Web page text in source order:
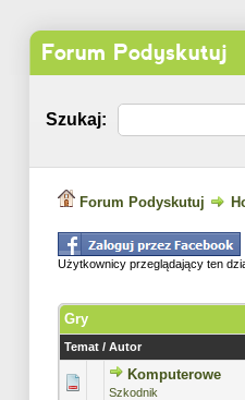
Forum Podyskutuj
Szukaj:
Forum Podyskutuj
Użytkownicy przeglądający ten
Gry
Temat / Autor
Komputerowe
Szkodnik
0 głosów - średnia ocena:
1